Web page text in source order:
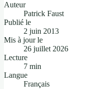
Auteur
Patrick Faust
Publié le
2 juin 2013
Mis à jour le
26 juillet 2026
Lecture
7 min
Langue
Français